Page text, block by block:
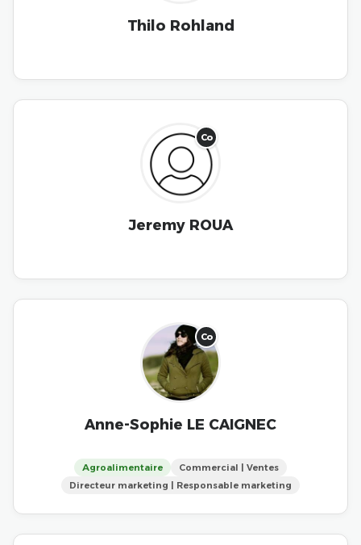
Thilo Rohland
Co
Jeremy ROUA
Co
Anne-Sophie LE CAIGNEC
Agroalimentaire
Commercial | Ventes
Directeur marketing | Responsable marketing